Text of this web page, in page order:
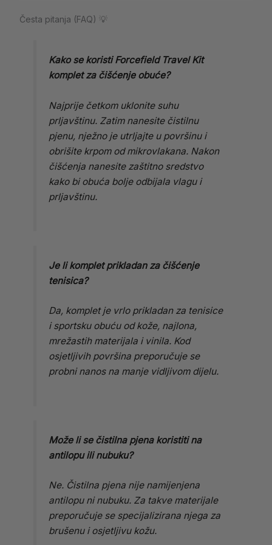
Česta pitanja (FAQ) 💡
Kako se koristi Forcefield Travel Kit
komplet za čišćenje obuće?
Najprije četkom uklonite suhu
prljavštinu. Zatim nanesite čistilnu
pjenu, nježno je utrljajte u površinu i
obrišite krpom od mikrovlakana. Nakon
čišćenja nanesite zaštitno sredstvo
kako bi obuća bolje odbijala vlagu i
prljavštinu.
Je li komplet prikladan za čišćenje
tenisica?
Da, komplet je vrlo prikladan za tenisice
i sportsku obuću od kože, najlona,
mrežastih materijala i vinila. Kod
osjetljivih površina preporučuje se
probni nanos na manje vidljivom dijelu.
Može li se čistilna pjena koristiti na
antilopu ili nubuku?
Ne. Čistilna pjena nije namijenjena
antilopu ni nubuku. Za takve materijale
preporučuje se specijalizirana njega za
brušenu i osjetljivu kožu.